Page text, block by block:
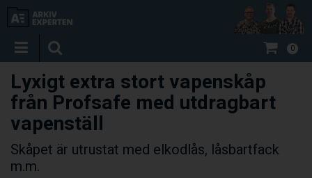
0
Lyxigt extra stort vapenskåp
från Profsafe med utdragbart
vapenställ
Skåpet är utrustat med elkodlås, låsbartfack
m.m.